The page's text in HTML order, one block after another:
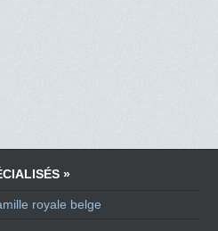
»
royale belge